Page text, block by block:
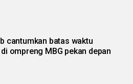
cantumkan batas waktu
ompreng MBG pekan depan